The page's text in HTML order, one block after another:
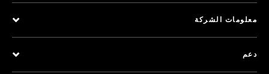
معلومات الشركة
دعم